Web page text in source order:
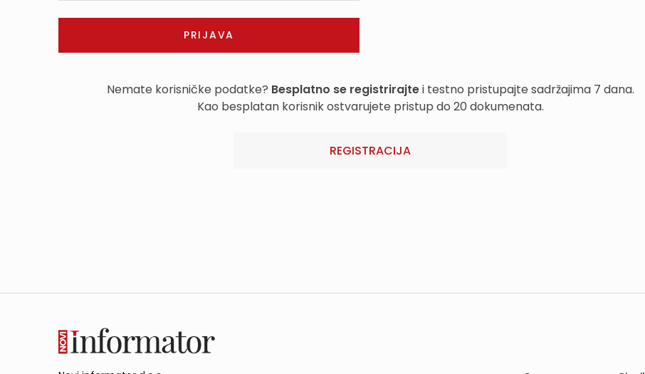
Nemate korisničke podatke? Besplatno se registrirajtei testno pristupajte sadržajima 7 dana.
Kao besplatan korisnik ostvarujete pristup do 20 dokumenata.
REGISTRACIJA